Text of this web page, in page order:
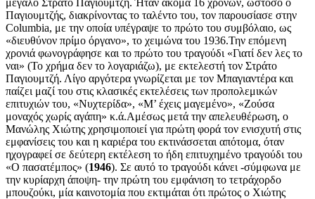
μεγάλο Στράτο Παγιουμτζή. Ήταν ακόμα 16 χρονών, ωστόσο ο
Παγιουμτζής, διακρίνοντας το ταλέντο του, τον παρουσίασε στην
Columbia, με την οποία υπέγραψε το πρώτο του συμβόλαιο, ως
«διευθύνον πρίμο όργανο», το χειμώνα του 1936.Την επόμενη
χρονιά φωνογράφησε και το πρώτο του τραγούδι «Γιατί δεν λες το
ναι» (Το χρήμα δεν το λογαριάζω), με εκτελεστή τον Στράτο
Παγιουμτζή. Λίγο αργότερα γνωρίζεται με τον Μπαγιαντέρα και
παίζει μαζί του στις κλασικές εκτελέσεις των προπολεμικών
επιτυχιών του, «Νυχτερίδα», «Μ’ έχεις μαγεμένο», «Ζούσα
μοναχός χωρίς αγάπη» κ.ά.Αμέσως μετά την απελευθέρωση, ο
Μανώλης Χιώτης χρησιμοποιεί για πρώτη φορά τον ενισχυτή στις
εμφανίσεις του και η καριέρα του εκτινάσσεται απότομα, όταν
ηχογραφεί σε δεύτερη εκτέλεση το ήδη επιτυχημένο τραγούδι του
«Ο πασατέμπος» (1946). Σε αυτό το τραγούδι κάνει -σύμφωνα με
την κυρίαρχη άποψη- την πρώτη του εμφάνιση το τετράχορδο
μπουζούκι, μία καινοτομία που εκτιμάται ότι πρώτος ο Χιώτης